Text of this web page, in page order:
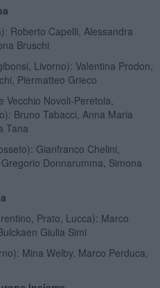
Roberto Capelli, Alessandra
Bruschi
Livorno): Valentina Prodon,
Piermatteo Grieco
Novoli-Peretola,
Bruno Tabacci, Anna Maria
Tana
Gianfranco Chelini,
Donnarumma, Simona
Prato, Lucca): Marco
Giulia Simi
Mina Welby, Marco Perduca,